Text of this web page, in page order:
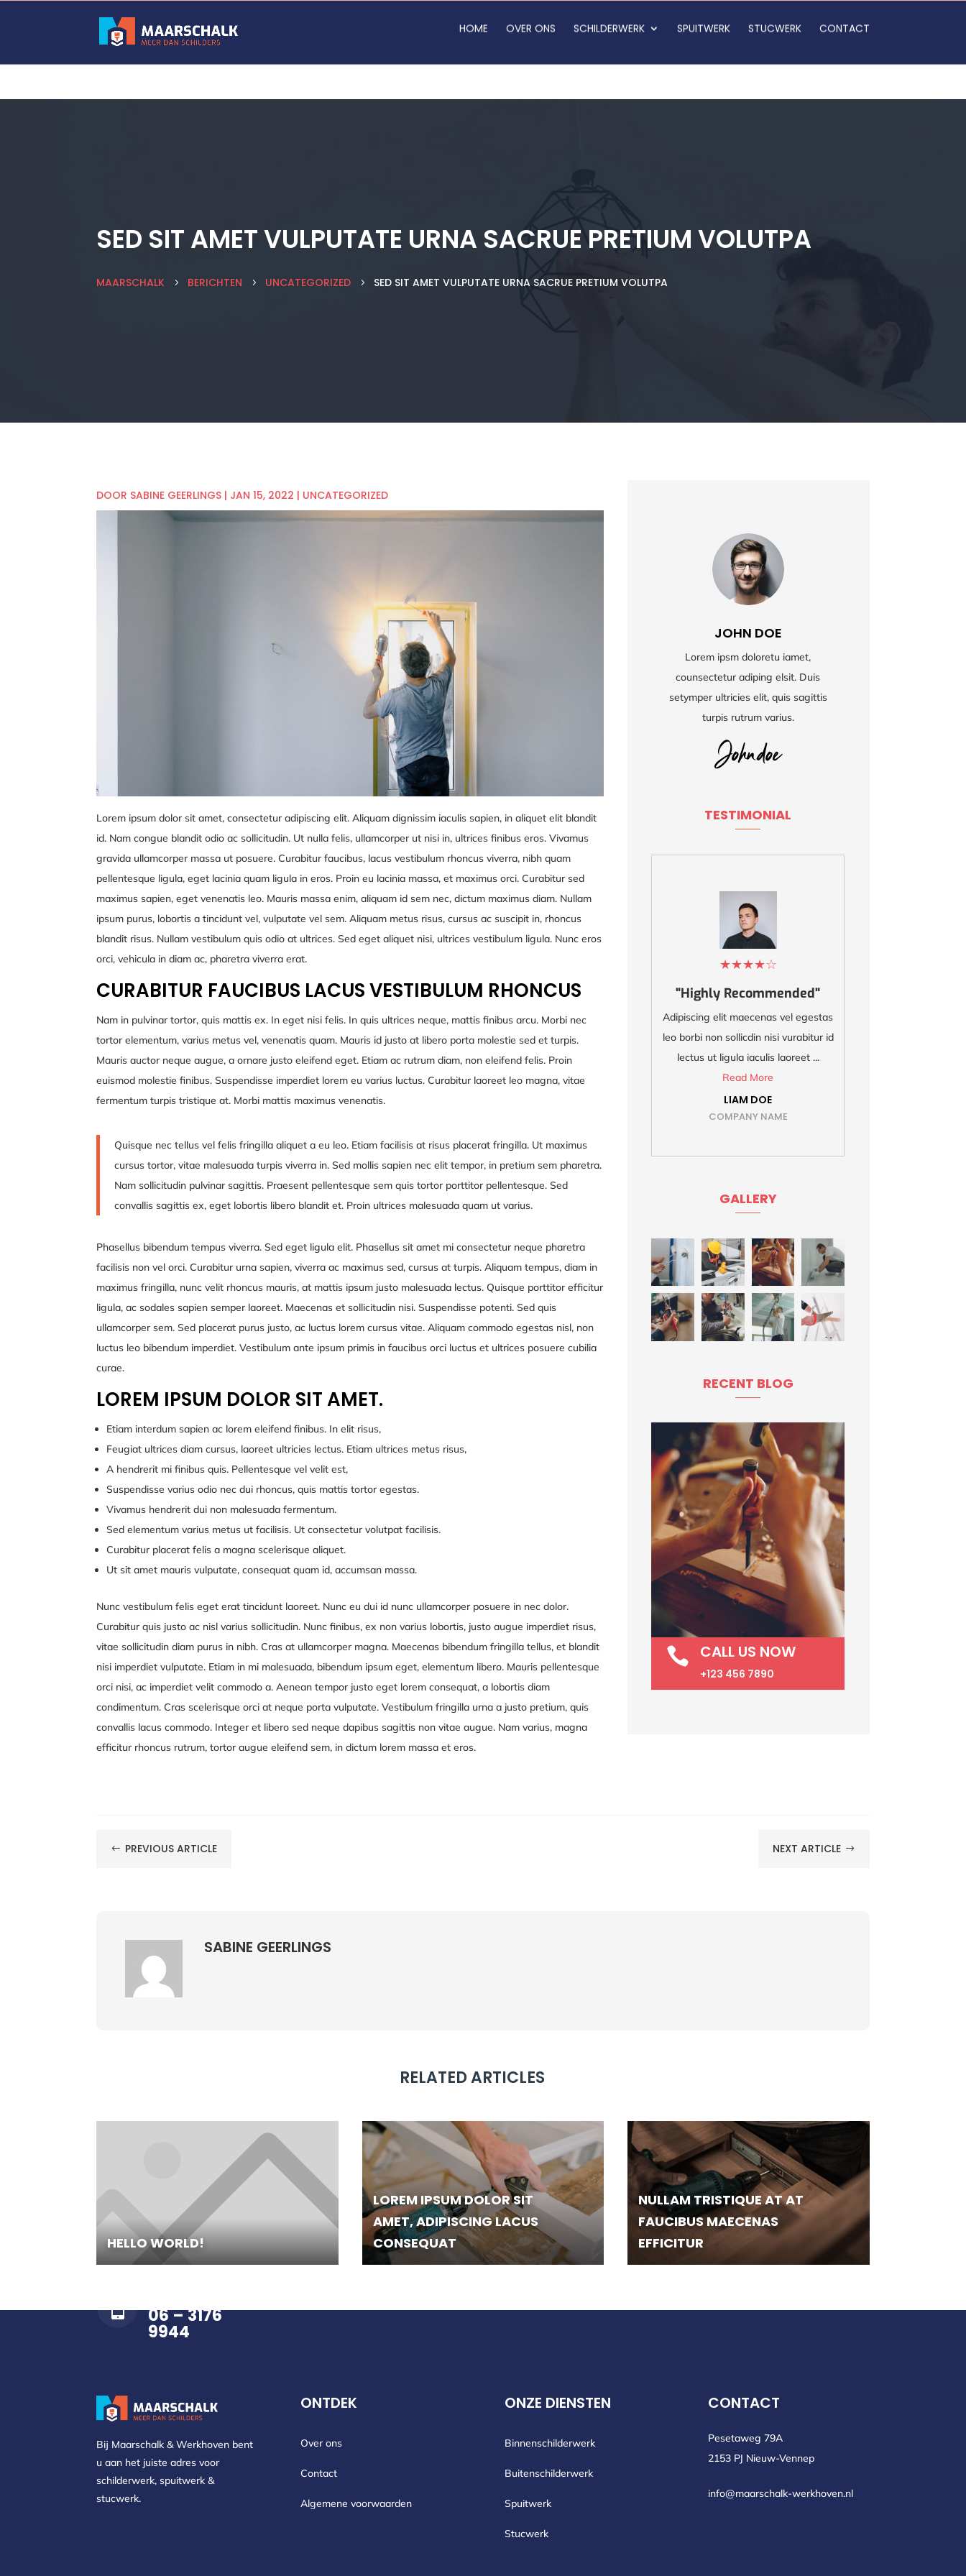
HOME OVER ONS SCHILDERWERK SPUITWERK STUCWERK CONTACT
SED SIT AMET VULPUTATE URNA SACRUE PRETIUM VOLUTPA
MAARSCHALK 5 BERICHTEN 5 UNCATEGORIZED 5 SED SIT AMET VULPUTATE URNA SACRUE PRETIUM VOLUTPA
DOOR SABINE GEERLINGS | JAN 15, 2022 | UNCATEGORIZED
Lorem ipsum dolor sit amet, consectetur adipiscing elit. Aliquam dignissim iaculis sapien, in aliquet elit blandit
id. Nam congue blandit odio ac sollicitudin. Ut nulla felis, ullamcorper ut nisi in, ultrices finibus eros. Vivamus
gravida ullamcorper massa ut posuere. Curabitur faucibus, lacus vestibulum rhoncus viverra, nibh quam
pellentesque ligula, eget lacinia quam ligula in eros. Proin eu lacinia massa, et maximus orci. Curabitur sed
maximus sapien, eget venenatis leo. Mauris massa enim, aliquam id sem nec, dictum maximus diam. Nullam
ipsum purus, lobortis a tincidunt vel, vulputate vel sem. Aliquam metus risus, cursus ac suscipit in, rhoncus
blandit risus. Nullam vestibulum quis odio at ultrices. Sed eget aliquet nisi, ultrices vestibulum ligula. Nunc eros
orci, vehicula in diam ac, pharetra viverra erat.
CURABITUR FAUCIBUS LACUS VESTIBULUM RHONCUS
Nam in pulvinar tortor, quis mattis ex. In eget nisi felis. In quis ultrices neque, mattis finibus arcu. Morbi nec
tortor elementum, varius metus vel, venenatis quam. Mauris id justo at libero porta molestie sed et turpis.
Mauris auctor neque augue, a ornare justo eleifend eget. Etiam ac rutrum diam, non eleifend felis. Proin
euismod molestie finibus. Suspendisse imperdiet lorem eu varius luctus. Curabitur laoreet leo magna, vitae
fermentum turpis tristique at. Morbi mattis maximus venenatis.
Quisque nec tellus vel felis fringilla aliquet a eu leo. Etiam facilisis at risus placerat fringilla. Ut maximus
cursus tortor, vitae malesuada turpis viverra in. Sed mollis sapien nec elit tempor, in pretium sem pharetra.
Nam sollicitudin pulvinar sagittis. Praesent pellentesque sem quis tortor porttitor pellentesque. Sed
convallis sagittis ex, eget lobortis libero blandit et. Proin ultrices malesuada quam ut varius.
Phasellus bibendum tempus viverra. Sed eget ligula elit. Phasellus sit amet mi consectetur neque pharetra
facilisis non vel orci. Curabitur urna sapien, viverra ac maximus sed, cursus at turpis. Aliquam tempus, diam in
maximus fringilla, nunc velit rhoncus mauris, at mattis ipsum justo malesuada lectus. Quisque porttitor efficitur
ligula, ac sodales sapien semper laoreet. Maecenas et sollicitudin nisi. Suspendisse potenti. Sed quis
ullamcorper sem. Sed placerat purus justo, ac luctus lorem cursus vitae. Aliquam commodo egestas nisl, non
luctus leo bibendum imperdiet. Vestibulum ante ipsum primis in faucibus orci luctus et ultrices posuere cubilia
curae.
LOREM IPSUM DOLOR SIT AMET.
Etiam interdum sapien ac lorem eleifend finibus. In elit risus,
Feugiat ultrices diam cursus, laoreet ultricies lectus. Etiam ultrices metus risus,
A hendrerit mi finibus quis. Pellentesque vel velit est,
Suspendisse varius odio nec dui rhoncus, quis mattis tortor egestas.
Vivamus hendrerit dui non malesuada fermentum.
Sed elementum varius metus ut facilisis. Ut consectetur volutpat facilisis.
Curabitur placerat felis a magna scelerisque aliquet.
Ut sit amet mauris vulputate, consequat quam id, accumsan massa.
Nunc vestibulum felis eget erat tincidunt laoreet. Nunc eu dui id nunc ullamcorper posuere in nec dolor.
Curabitur quis justo ac nisl varius sollicitudin. Nunc finibus, ex non varius lobortis, justo augue imperdiet risus,
vitae sollicitudin diam purus in nibh. Cras at ullamcorper magna. Maecenas bibendum fringilla tellus, et blandit
nisi imperdiet vulputate. Etiam in mi malesuada, bibendum ipsum eget, elementum libero. Mauris pellentesque
orci nisi, ac imperdiet velit commodo a. Aenean tempor justo eget lorem consequat, a lobortis diam
condimentum. Cras scelerisque orci at neque porta vulputate. Vestibulum fringilla urna a justo pretium, quis
convallis lacus commodo. Integer et libero sed neque dapibus sagittis non vitae augue. Nam varius, magna
efficitur rhoncus rutrum, tortor augue eleifend sem, in dictum lorem massa et eros.
JOHN DOE
Lorem ipsm doloretu iamet,
counsectetur adiping elsit. Duis
setymper ultricies elit, quis sagittis
turpis rutrum varius.
TESTIMONIAL
★★★★☆
"Highly Recommended"
Adipiscing elit maecenas vel egestas
leo borbi non sollicdin nisi vurabitur id
lectus ut ligula iaculis laoreet ...
Read More
LIAM DOE
COMPANY NAME
GALLERY
RECENT BLOG
 CALL US NOW
+123 456 7890
# PREVIOUS ARTICLE NEXT ARTICLE $
SABINE GEERLINGS
RELATED ARTICLES
HELLO WORLD!
LOREM IPSUM DOLOR SIT
AMET, ADIPISCING LACUS
CONSEQUAT
NULLAM TRISTIQUE AT AT
FAUCIBUS MAECENAS
EFFICITUR
 06 – 3176
9944
Bij Maarschalk & Werkhoven bent
u aan het juiste adres voor
schilderwerk, spuitwerk &
stucwerk.
ONTDEK
Over ons
Contact
Algemene voorwaarden
ONZE DIENSTEN
Binnenschilderwerk
Buitenschilderwerk
Spuitwerk
Stucwerk
CONTACT
Pesetaweg 79A
2153 PJ Nieuw-Vennep
info@maarschalk-werkhoven.nl